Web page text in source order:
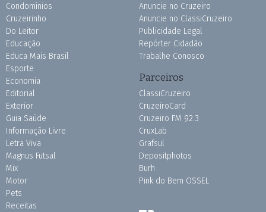
Condomínios
Cruzeirinho
Do Leitor
Educação
Educa Mais Brasil
Esporte
Economia
Editorial
Exterior
Guia Saúde
Informação Livre
Letra Viva
Magnus Futsal
Mix
Motor
Pets
Receitas
Anuncie no Cruzeiro
Anuncie no ClassiCruzeiro
Publicidade Legal
Repórter Cidadão
Trabalhe Conosco
Parceiros
ClassiCruzeiro
CruzeiroCard
Cruzeiro FM 92.3
CruxLab
Grafsul
Depositphotos
Burh
Pink do Bem OSSEL